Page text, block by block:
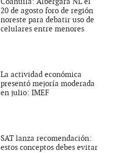
20 de agosto foro de región
noreste para debatir uso de
celulares entre menores
La actividad económica
presentó mejoría moderada
en julio: IMEF
SAT lanza recomendación:
estos conceptos debes evitar